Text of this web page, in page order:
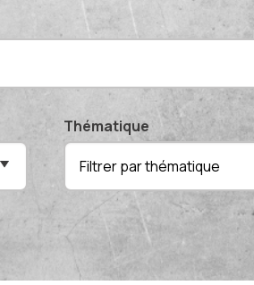
Thématique
Filtrer par thématique